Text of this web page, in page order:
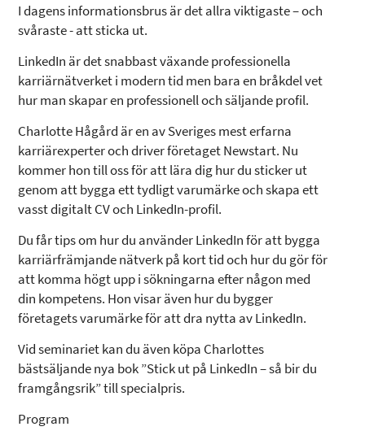
I dagens informationsbrus är det allra viktigaste – och
svåraste - att sticka ut.
LinkedIn är det snabbast växande professionella
karriärnätverket i modern tid men bara en bråkdel vet
hur man skapar en professionell och säljande profil.
Charlotte Hågård är en av Sveriges mest erfarna
karriärexperter och driver företaget Newstart. Nu
kommer hon till oss för att lära dig hur du sticker ut
genom att bygga ett tydligt varumärke och skapa ett
vasst digitalt CV och LinkedIn-profil.
Du får tips om hur du använder LinkedIn för att bygga
karriärfrämjande nätverk på kort tid och hur du gör för
att komma högt upp i sökningarna efter någon med
din kompetens. Hon visar även hur du bygger
företagets varumärke för att dra nytta av LinkedIn.
Vid seminariet kan du även köpa Charlottes
bästsäljande nya bok ”Stick ut på LinkedIn – så bir du
framgångsrik” till specialpris.
Program